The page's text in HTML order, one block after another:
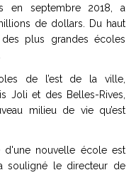
en septembre 2018, a
de dollars. Du haut
des plus grandes écoles
de l’est de la ville,
Joli et des Belles-Rives,
milieu de vie qu’est
d'une nouvelle école est
souligné le directeur de